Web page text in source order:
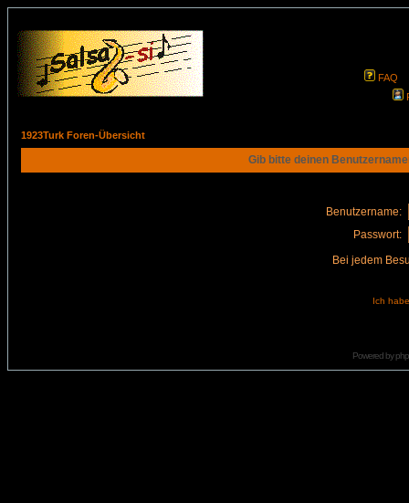
FAQ
1923Turk Foren-Übersicht
Gib bitte deinen
Benutzername:
Passwort:
Bei jedem
Ich
Powered by